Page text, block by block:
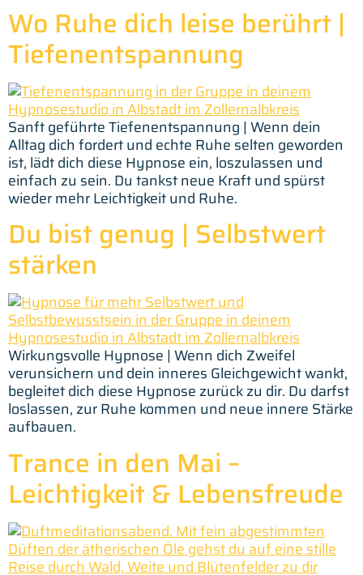
Wo Ruhe dich leise berührt |
Tiefenentspannung
Sanft geführte Tiefenentspannung | Wenn dein
Alltag dich fordert und echte Ruhe selten geworden
ist, lädt dich diese Hypnose ein, loszulassen und
einfach zu sein. Du tankst neue Kraft und spürst
wieder mehr Leichtigkeit und Ruhe.
Du bist genug | Selbstwert
stärken
Wirkungsvolle Hypnose | Wenn dich Zweifel
verunsichern und dein inneres Gleichgewicht wankt,
begleitet dich diese Hypnose zurück zu dir. Du darfst
loslassen, zur Ruhe kommen und neue innere Stärke
aufbauen.
Trance in den Mai –
Leichtigkeit & Lebensfreude